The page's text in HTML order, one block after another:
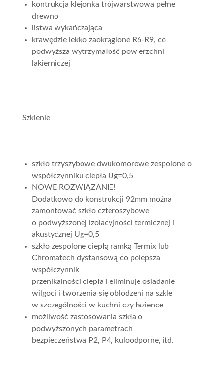
kontrukcja klejonka trójwarstwowa pełne
drewno
listwa wykańczająca
krawędzie lekko zaokrąglone R6-R9, co
podwyższa wytrzymałość powierzchni
lakierniczej
Szklenie
szkło trzyszybowe dwukomorowe zespolone o
współczynniku ciepła Ug=0,5
NOWE ROZWIĄZANIE!
Dodatkowo do konstrukcji 92mm można
zamontować szkło czteroszybowe
o podwyższonej izolacyjności termicznej i
akustycznej Ug=0,5
szkło zespolone ciepłą ramką Termix lub
Chromatech dystansową co polepsza
współczynnik
przenikalności ciepła i eliminuje osiadanie
wilgoci i tworzenia się oblodzeni na szkle
w szczególności w kuchni czy łazience
możliwość zastosowania szkła o
podwyższonych parametrach
bezpieczeństwa P2, P4, kuloodporne, itd.